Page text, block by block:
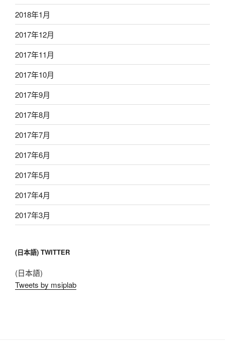
2018年1月
2017年12月
2017年11月
2017年10月
2017年9月
2017年8月
2017年7月
2017年6月
2017年5月
2017年4月
2017年3月
(日本語) TWITTER
(日本語)
Tweets by msiplab